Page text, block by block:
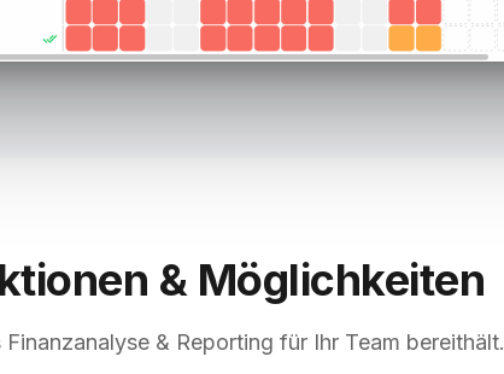
& Möglichkeiten
Finanzanalyse & Reporting für Ihr Team bereithält.